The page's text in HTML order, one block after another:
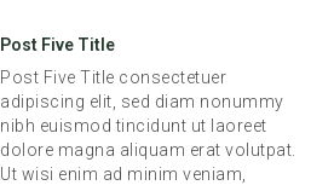
Post Five Title
Post Five Title consectetuer
adipiscing elit, sed diam nonummy
nibh euismod tincidunt ut laoreet
dolore magna aliquam erat volutpat.
Ut wisi enim ad minim veniam,